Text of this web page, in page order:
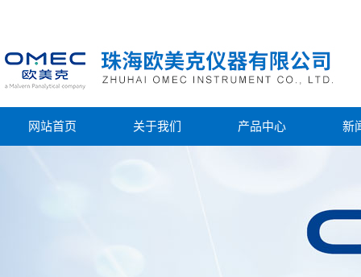
网站首页 关于我们 产品中心 新